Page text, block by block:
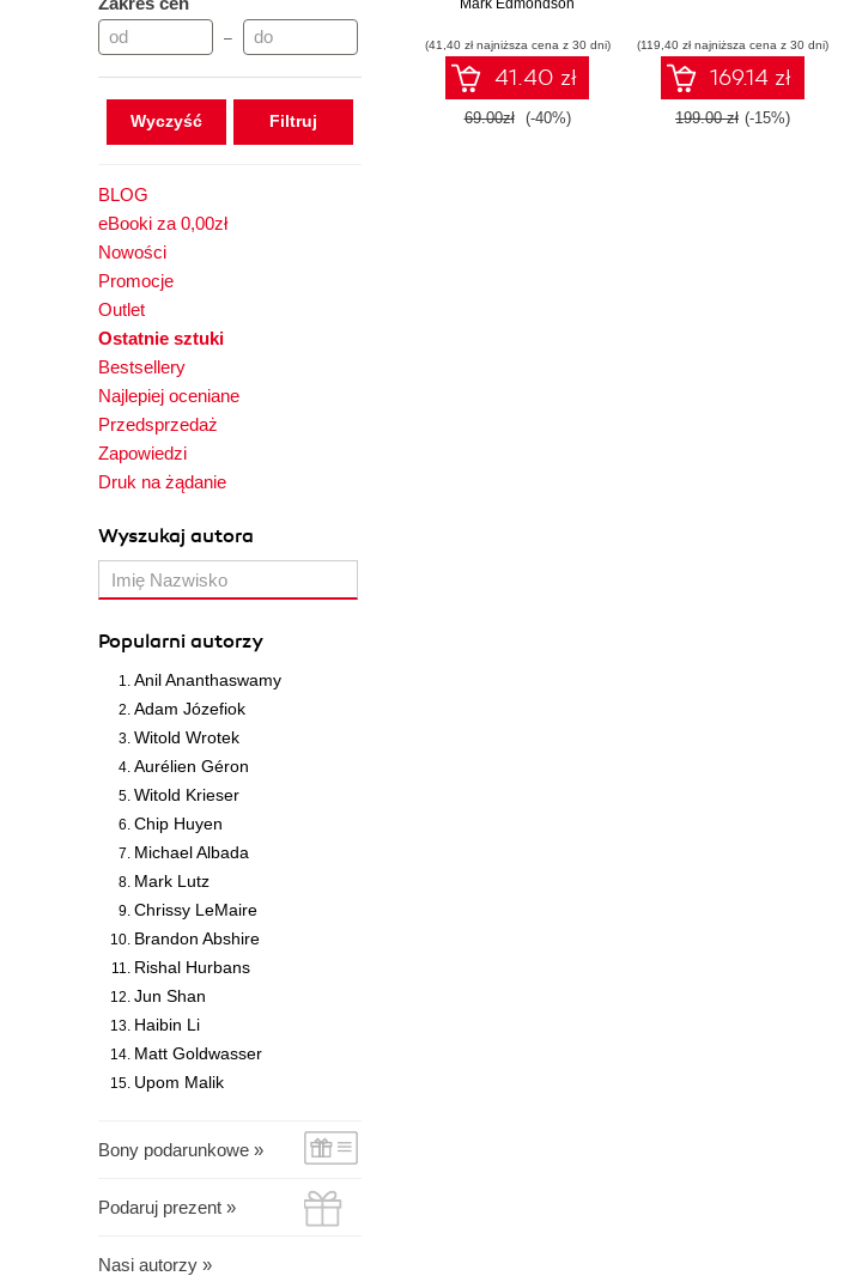
–
Wyczyść
BLOG
eBooki za 0,00zł
Nowości
Promocje
Outlet
Ostatnie sztuki
Bestsellery
Najlepiej oceniane
Przedsprzedaż
Zapowiedzi
Druk na żądanie
Wyszukaj autora
Popularni autorzy
Anil Ananthaswamy
Adam Józefiok
Witold Wrotek
Aurélien Géron
Witold Krieser
Chip Huyen
Michael Albada
Mark Lutz
Chrissy LeMaire
Brandon Abshire
Rishal Hurbans
Jun Shan
Haibin Li
Matt Goldwasser
Upom Malik
Bony podarunkowe »
Podaruj prezent »
Nasi autorzy »
wyznaczanie trendów
Mark Edmondson
(41,40 zł najniższa cena z 30 dni)
41.40 zł
69.00zł (-40%)
(119,40 zł najniższa cena z 30 dni)
169.14 zł
199.00 zł (-15%)